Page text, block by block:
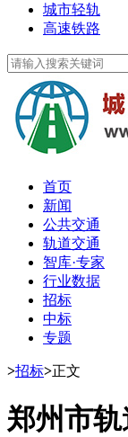
城市轻轨
高速铁路
首页
新闻
公共交通
轨道交通
智库·专家
行业数据
招标
中标
专题
>招标>正文
郑州市